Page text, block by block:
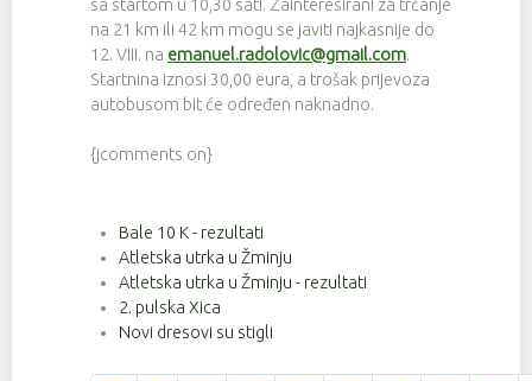
sa startom u 10,30 sati. Zainteresirani za trčanje
na 21 km ili 42 km mogu se javiti najkasnije do
12. VIII. na emanuel.radolovic@gmail.com.
Startnina iznosi 30,00 eura, a trošak prijevoza
autobusom bit će određen naknadno.
{jcomments on}
Bale 10 K - rezultati
Atletska utrka u Žminju
Atletska utrka u Žminju - rezultati
2. pulska Xica
Novi dresovi su stigli